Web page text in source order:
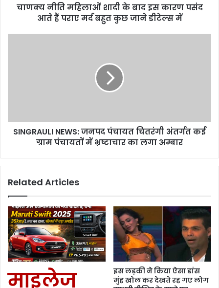
चाणक्य नीति महिलाओं शादी के बाद इस कारण पसंद
आते हैं पराए मर्द बहुत कुछ जाने डीटेल्स में
SINGRAULI NEWS: जनपद पंचायत चितरंगी अंतर्गत कई
ग्राम पंचायतों में भ्रष्टाचार का लगा अम्बार
Related Articles
माइलेज
इस लड़की ने किया ऐसा डांस
मुंह खोल कर देखते रह गए लोग